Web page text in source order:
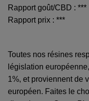
Rapport goût/CBD : ***
Rapport prix : ***
Toutes nos résines
législation
1%, et proviennent de
européen. Faites le